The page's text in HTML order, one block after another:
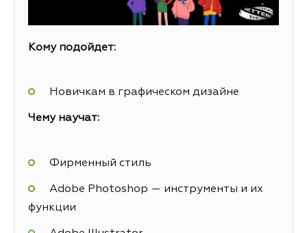
Кому подойдет:
Новичкам в графическом дизайне
Чему научат:
Фирменный стиль
Adobe Photoshop — инструменты и их
функции